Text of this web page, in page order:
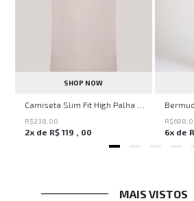
SHOP NOW
R$238 00
2x de R$ 119 , 00
R$698
6x de
MAIS VISTOS